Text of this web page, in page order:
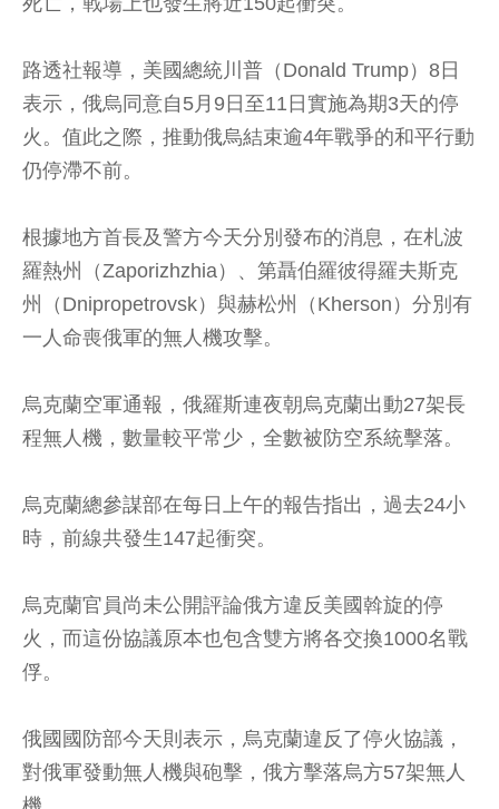
路透社報導，美國總統川普（Donald Trump）8日
表示，俄烏同意自5月9日至11日實施為期3天的停
火。值此之際，推動俄烏結束逾4年戰爭的和平行動
仍停滯不前。
根據地方首長及警方今天分別發布的消息，在札波
羅熱州（Zaporizhzhia）、第聶伯羅彼得羅夫斯克
州（Dnipropetrovsk）與赫松州（Kherson）分別有
一人命喪俄軍的無人機攻擊。
烏克蘭空軍通報，俄羅斯連夜朝烏克蘭出動27架長
程無人機，數量較平常少，全數被防空系統擊落。
烏克蘭總參謀部在每日上午的報告指出，過去24小
時，前線共發生147起衝突。
烏克蘭官員尚未公開評論俄方違反美國斡旋的停
火，而這份協議原本也包含雙方將各交換1000名戰
俘。
俄國國防部今天則表示，烏克蘭違反了停火協議，
對俄軍發動無人機與砲擊，俄方擊落烏方57架無人